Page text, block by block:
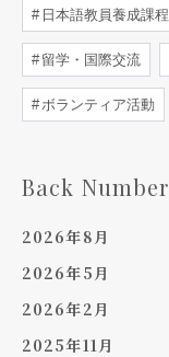
日本語教員養成課程
留学・国際交流
ボランティア活動
Back Number
2026年8月
2026年5月
2026年2月
2025年11月